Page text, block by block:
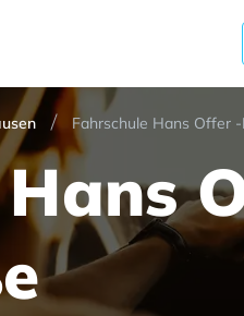
Fahrschule Hans Offer